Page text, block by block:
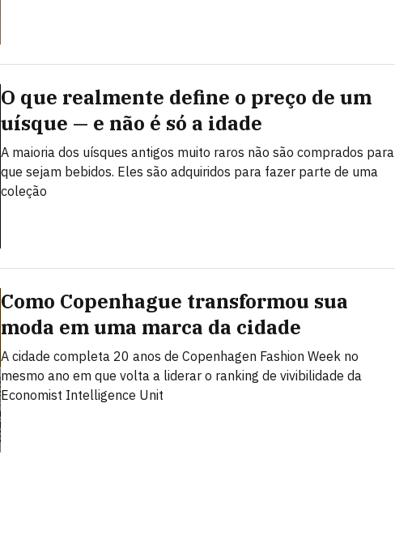
O que realmente define o preço de um
uísque — e não é só a idade
A maioria dos uísques antigos muito raros não são comprados para
que sejam bebidos. Eles são adquiridos para fazer parte de uma
coleção
Como Copenhague transformou sua
moda em uma marca da cidade
A cidade completa 20 anos de Copenhagen Fashion Week no
mesmo ano em que volta a liderar o ranking de vivibilidade da
Economist Intelligence Unit